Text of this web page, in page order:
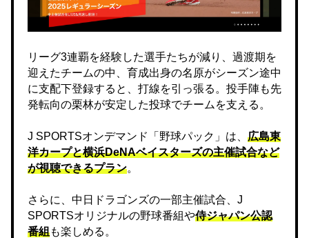
リーグ3連覇を経験した選手たちが減り、過渡期を
迎えたチームの中、育成出身の名原がシーズン途中
に支配下登録すると、打線を引っ張る。投手陣も先
発転向の栗林が安定した投球でチームを支える。
J SPORTSオンデマンド「野球パック」は、 広島東
洋カープと横浜DeNAベイスターズの主催試合など
が視聴できるプラン。
さらに、中日ドラゴンズの一部主催試合、J
SPORTSオリジナルの野球番組や侍ジャパン公認
番組も楽しめる。